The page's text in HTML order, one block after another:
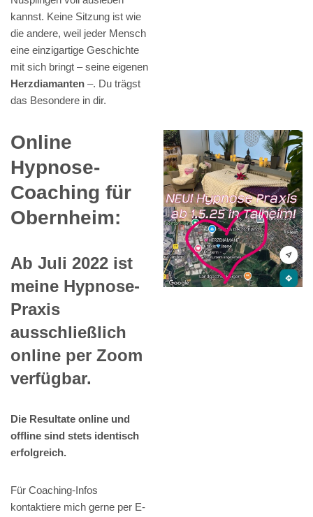
kannst. Keine Sitzung ist wie
die andere, weil jeder Mensch
eine einzigartige Geschichte
mit sich bringt – seine eigenen
Herzdiamanten –. Du trägst
das Besondere in dir.
Online
Hypnose-
Coaching für
Obernheim:
Ab Juli 2022 ist
meine Hypnose-
Praxis
ausschließlich
online per Zoom
verfügbar.
Die Resultate online und
offline sind stets identisch
erfolgreich.
Für Coaching-Infos
kontaktiere mich gerne per E-